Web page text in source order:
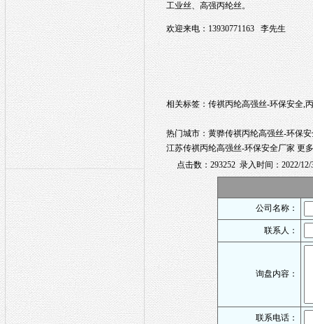
工业丝、 高强丙纶丝。
欢迎来电：13930771163 李先生
相关标签： 传祺丙纶高强丝-环保安全,
热门城市：黄骅传祺丙纶高强丝-环保
江苏传祺丙纶高强丝-环保安全厂家 更
点击数：293252 录入时间：2022/12/
公司名称：
联系人：
询盘内容：
联系电话：